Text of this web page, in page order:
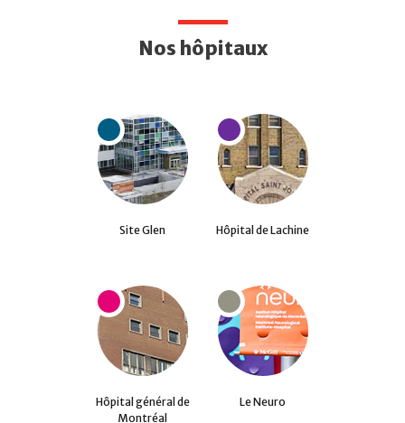
Nos hôpitaux
Site Glen Hôpital de Lachine
Hôpital général de
Montréal
Le Neuro